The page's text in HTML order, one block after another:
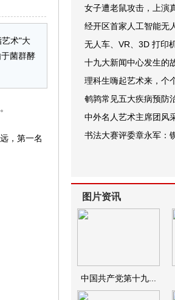
术"大
菌群酵
，第一名
女子遭老鼠攻击，上演
经开区首家人工智能无
无人车、VR、3D 打印
十九大新闻中心发生的
理科生嗨起艺术来，个
鹌鹑常见五大疾病预防
中外名人艺术主席团
书法大赛评委章永军：
图片资讯
中国共产党第十九...